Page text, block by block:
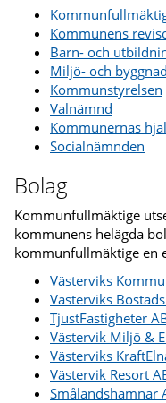
Kommunens
Barn- och
Miljö- och
Kommunstyrelsen
Valnämnd
Kommunernas
Socialnämnden
Bolag
Kommunfullmäktige
kommunens helägda
kommunfullmäktige en
Västerviks
Västerviks
TjustFastigheter
Västervik Miljö &
Västerviks
Västervik Resort
Smålandshamnar